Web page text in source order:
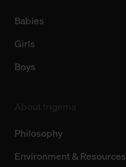
Babies
Girls
Boys
Philosophy
Environment & Resources